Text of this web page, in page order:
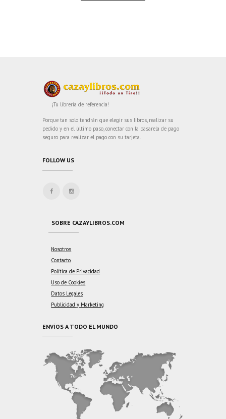
¡Tu librería de referencia!
Porque tan solo tendrán que elegir sus libros, realizar su
pedido y en el último paso, conectar con la pasarela de pago
seguro para realizar el pago con su tarjeta.
FOLLOW US
SOBRE CAZAYLIBROS.COM
Nosotros
Contacto
Política de Privacidad
Uso de Cookies
Datos Legales
Publicidad y Marketing
ENVÍOS A TODO EL MUNDO